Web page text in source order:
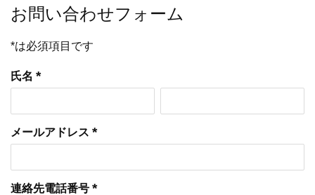
お問い合わせフォーム
*は必須項目です
氏名
(必須)
メールアドレス
(必須)
連絡先電話番号